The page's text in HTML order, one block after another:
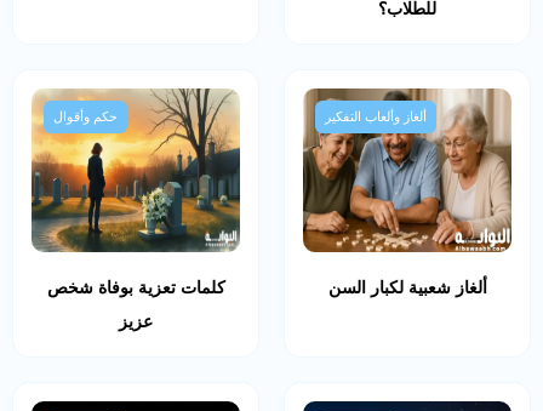
للطلاب؟
ألغاز وألعاب التفكير
ألغاز شعبية لكبار السن
حكم وأقوال
كلمات تعزية بوفاة شخص
عزيز